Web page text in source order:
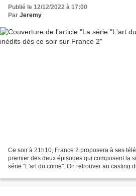
Publié le 12/12/2022 à 17:00
Par Jeremy
Ce soir à 21h10, France 2 proposera à ses
premier des deux épisodes qui composent la
série "L'art du crime". On retrouver au casting